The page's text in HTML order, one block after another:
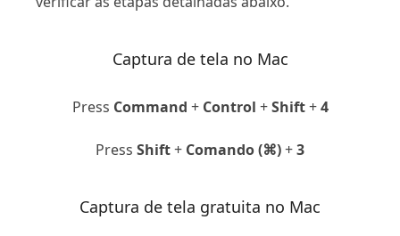
Captura de tela no Mac
Press Command + Control +Shift+4
Press Shift+ Comando (⌘)+3
Captura de tela gratuita no Mac